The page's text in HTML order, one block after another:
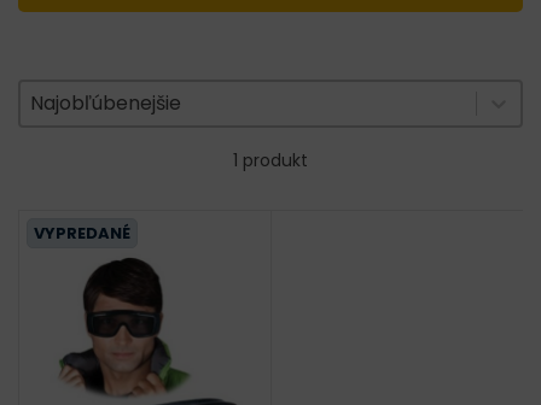
Zoradenie produktov
Sort content
Najobľúbenejšie
Sort content
1 produkt
VYPREDANÉ